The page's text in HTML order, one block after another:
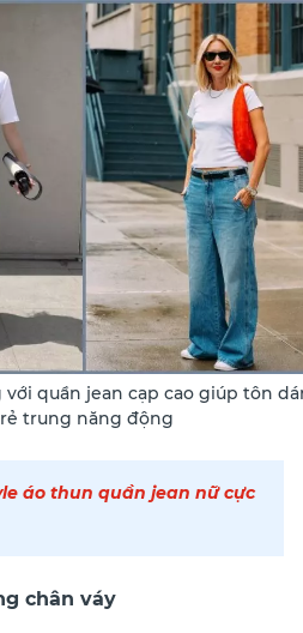
quần jean cạp cao giúp tôn
trung năng động
áo thun quần jean nữ cực
chân váy